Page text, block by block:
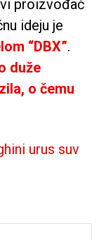
proizvođač
ideju je
“DBX”.
duže
o čemu